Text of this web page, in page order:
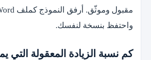
واحتفظ بنسخة لنفسك.
كم نسبة الزيادة المعقولة التي